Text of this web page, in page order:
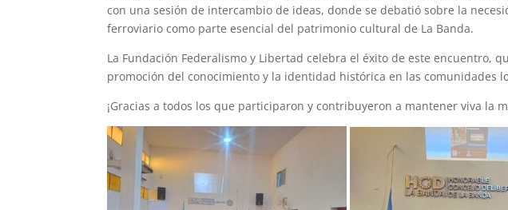
con una sesión de intercambio de ideas, donde se debatió sobre la
ferroviario como parte esencial del patrimonio cultural de La Banda.
La Fundación Federalismo y Libertad celebra el éxito de este encuentro,
promoción del conocimiento y la identidad histórica en las comunidades
¡Gracias a todos los que participaron y contribuyeron a mantener viva la